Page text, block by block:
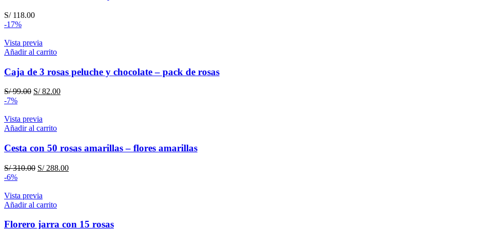
S/118.00
-17%
Vista previa
Añadir al carrito
Caja de 3 rosas peluche y chocolate – pack de rosas
S/99.00 El
era:
S/ 99.00.
S/82.00El
-7%
Vista previa
Añadir al carrito
Cesta con 50 rosas amarillas – flores amarillas
S/310.00 El
era:
S/ 310.00.
S/288.00El
-6%
Vista previa
Añadir al carrito
Florero jarra con 15 rosas